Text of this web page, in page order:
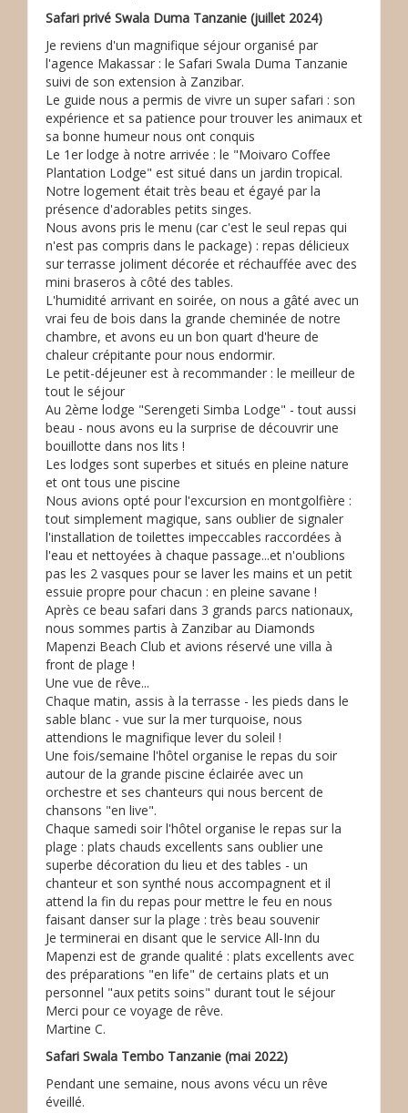
Safari privé Swala Duma Tanzanie (juillet 2024)
Je reviens d'un magnifique séjour organisé par
l'agence Makassar : le Safari Swala Duma Tanzanie
suivi de son extension à Zanzibar.
Le guide nous a permis de vivre un super safari : son
expérience et sa patience pour trouver les animaux et
sa bonne humeur nous ont conquis
Le 1er lodge à notre arrivée : le "Moivaro Coffee
Plantation Lodge" est situé dans un jardin tropical.
Notre logement était très beau et égayé par la
présence d'adorables petits singes.
Nous avons pris le menu (car c'est le seul repas qui
n'est pas compris dans le package) : repas délicieux
sur terrasse joliment décorée et réchauffée avec des
mini braseros à côté des tables.
L'humidité arrivant en soirée, on nous a gâté avec un
vrai feu de bois dans la grande cheminée de notre
chambre, et avons eu un bon quart d'heure de
chaleur crépitante pour nous endormir.
Le petit-déjeuner est à recommander : le meilleur de
tout le séjour
Au 2ème lodge "Serengeti Simba Lodge" - tout aussi
beau - nous avons eu la surprise de découvrir une
bouillotte dans nos lits !
Les lodges sont superbes et situés en pleine nature
et ont tous une piscine
Nous avions opté pour l'excursion en montgolfière :
tout simplement magique, sans oublier de signaler
l'installation de toilettes impeccables raccordées à
l'eau et nettoyées à chaque passage...et n'oublions
pas les 2 vasques pour se laver les mains et un petit
essuie propre pour chacun : en pleine savane !
Après ce beau safari dans 3 grands parcs nationaux,
nous sommes partis à Zanzibar au Diamonds
Mapenzi Beach Club et avions réservé une villa à
front de plage !
Une vue de rêve...
Chaque matin, assis à la terrasse - les pieds dans le
sable blanc - vue sur la mer turquoise, nous
attendions le magnifique lever du soleil !
Une fois/semaine l'hôtel organise le repas du soir
autour de la grande piscine éclairée avec un
orchestre et ses chanteurs qui nous bercent de
chansons "en live".
Chaque samedi soir l'hôtel organise le repas sur la
plage : plats chauds excellents sans oublier une
superbe décoration du lieu et des tables - un
chanteur et son synthé nous accompagnent et il
attend la fin du repas pour mettre le feu en nous
faisant danser sur la plage : très beau souvenir
Je terminerai en disant que le service All-Inn du
Mapenzi est de grande qualité : plats excellents avec
des préparations "en life" de certains plats et un
personnel "aux petits soins" durant tout le séjour
Merci pour ce voyage de rêve.
Martine C.
Safari Swala Tembo Tanzanie (mai 2022)
Pendant une semaine, nous avons vécu un rêve
éveillé.